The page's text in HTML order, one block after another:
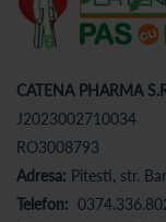
CATENA PHARMA
J2023002710034
RO3008793
Adresa: Pitesti, str.
Telefon: